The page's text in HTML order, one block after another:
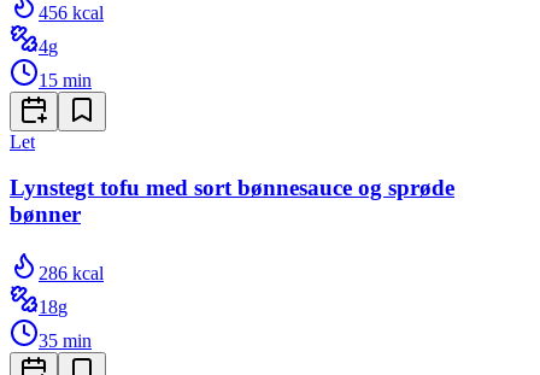
456 kcal
4g
15 min
Let
Lynstegt tofu med sort bønnesauce og sprøde
bønner
286 kcal
18g
35 min